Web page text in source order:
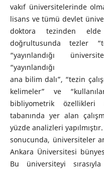
vakıf üniversitelerinde
lisans ve tümü devlet
doktora tezinden
doğrultusunda tezler
“yayınlandığı
“yayınlandığı
ana bilim dalı”, “tezin
kelimeler” ve
bibliyometrik özellikleri
tabanında yer alan
yüzde analizleri
sonucunda, üniversiteler
Ankara Üniversitesi
Bu üniversiteyi